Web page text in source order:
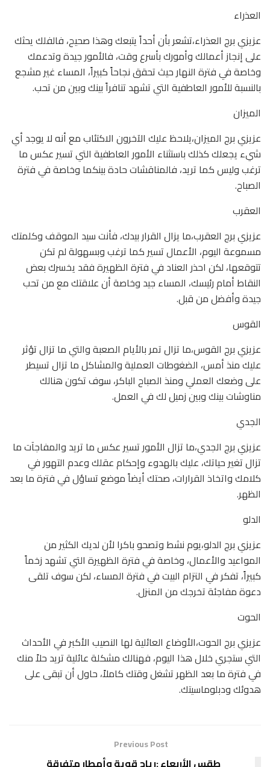
العذراء
عزيزي برج العذراء،تشعر بأن أحداً يتبعك وهذا صحيح، فالفلك يحثك
على إنجاز أعمالك وأمورك بأسرع وقت، فالأمور جيدة وتدعمك
وخاصة في فترة النهار حيث تحقق نجاحاً كبيراً، المساء غير مشجع
بالنسبة للأمور العاطفية التي تشهد تنافراً بينك وبين من تحب.
الميزان
عزيزي برج الميزان،يلاحظ عليك الآخرون الاكتئاب مع أنه لا يوجد أي
شيء يجعلك كذلك باستثناء الأمور العاطفية التي تسير عكس ما
ترغب وليس كما تريد، فالمناقشات حادة بينكما وخاصة في فترة
الصباح.
العقرب
عزيزي برج العقرب،ما يزال القرار بيدك، فأنت سيد الموقف وكلمتك
مسموعة اليوم، الأعمال تسير كما ترغب وبسهولة لم تكن
تتوقعها، لكن احذر العناد في فترة الظهيرة فقد يخسرك بعض
النقاط أمام رئيسك، المساء جيد وخاصة أن علاقتك مع من تحب
جيدة وأفضل من قبل.
القوس
عزيزي برج القوس،ما تزال تمر بالأيام الصعبة والتي ما تزال تؤثر
عليك منذ أمس، الضغوطات العملية والمشاكل ما تزال تسيطر
على وضعك العملي ومنذ الصباح الباكر، سوف تكون هنالك
مناوشات بينك وبين زميل لك في العمل.
الجدي
عزيزي برج الجدي،ما تزال الأمور تسير عكس ما تريد والمفاجآت ما
تزال تغير حياتك، عليك بالهدوء وإحكام عقلك وعدم التهور في
كلامك واتخاذ القرارات، صحتك أيضاً موضع تساؤل في فترة ما بعد
الظهر.
الدلو
عزيزي برج الدلو،يوم نشط وتصحو باكرا لأن لديك الكثير من
المواعيد والأعمال، وخاصة في فترة الظهيرة التي تشهد زخماً
كبيراً، تفكر في التزام البيت في فترة المساء، لكن سوف تلقى
دعوة مفاجئة تخرجك من المنزل.
الحوت
عزيزي برج الحوت،الأوضاع العائلية لها النصيب الأكبر في الأحداث
التي ستجري خلال هذا اليوم، فهنالك مشكلة عائلية تريد حلاً منك
في فترة ما بعد الظهر تشغل وقتك كاملاً، حاول أن تبقى على
هدوئك ودبلوماسيتك.
Previous Post